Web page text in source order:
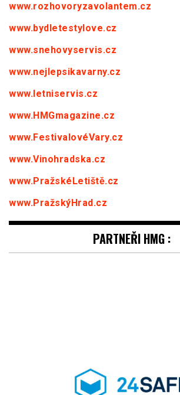
www.rozhovoryzavolantem.cz
www.bydletestylove.cz
www.snehovyservis.cz
www.nejlepsikavarny.cz
www.letniservis.cz
www.HMGmagazine.cz
www.FestivalovéVary.cz
www.Vinohradska.cz
www.PražskéLetiště.cz
www.PražskýHrad.cz
PARTNEŘI HMG :